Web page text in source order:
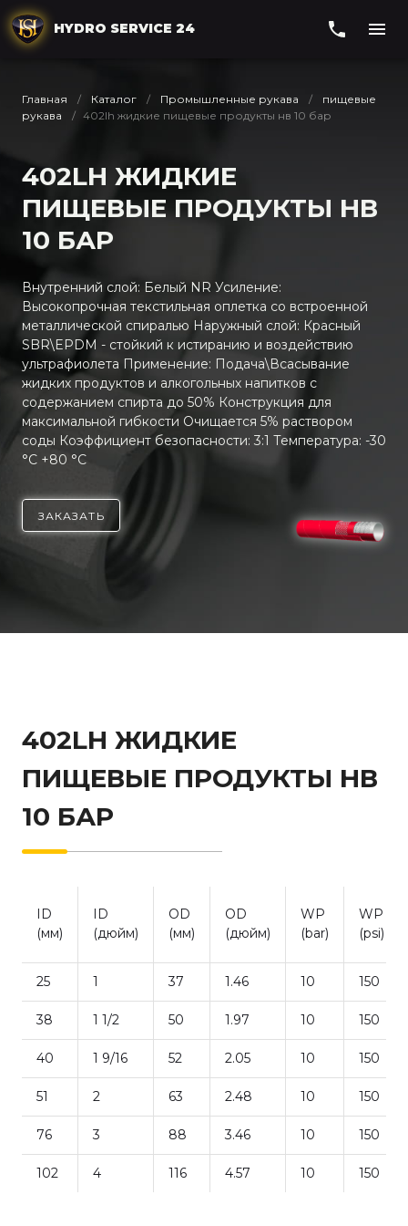
HYDRO SERVICE 24
Главная Каталог Промышленные рукава
пищевые
рукава
402lh жидкие пищевые продукты нв 10 бар
402LH ЖИДКИЕ
ПИЩЕВЫЕ ПРОДУКТЫ НВ
10 БАР
Внутренний слой: Белый NR Усиление:
Высокопрочная текстильная оплетка со встроенной
металлической спиралью Наружный слой: Красный
SBR\EPDM - стойкий к истиранию и воздействию
ультрафиолета Применение: Подача\Всасывание
жидких продуктов и алкогольных напитков с
содержанием спирта до 50% Конструкция для
максимальной гибкости Очищается 5% раствором
соды Коэффициент безопасности: 3:1 Температура: -30
°C +80 °C
ЗАКАЗАТЬ
402LH ЖИДКИЕ
ПИЩЕВЫЕ ПРОДУКТЫ НВ
10 БАР
ID
(мм)
ID
(дюйм)
OD
(мм)
OD
(дюйм)
WP
(bar)
WP
(psi)
25 1 37 1.46 10 150
38 1 1/2 50 1.97 10 150
40 1 9/16 52 2.05 10 150
51 2 63 2.48 10 150
76 3 88 3.46 10 150
102 4 116 4.57 10 150